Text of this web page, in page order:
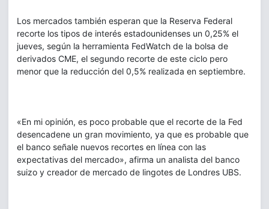
Los mercados también esperan que la Reserva Federal
recorte los tipos de interés estadounidenses un 0,25% el
jueves, según la herramienta FedWatch de la bolsa de
derivados CME, el segundo recorte de este ciclo pero
menor que la reducción del 0,5% realizada en septiembre.
«En mi opinión, es poco probable que el recorte de la Fed
desencadene un gran movimiento, ya que es probable que
el banco señale nuevos recortes en línea con las
expectativas del mercado», afirma un analista del banco
suizo y creador de mercado de lingotes de Londres UBS.